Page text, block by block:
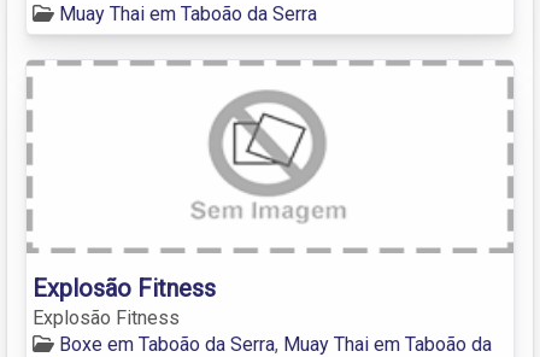
Muay Thai em Taboão da Serra
Explosão Fitness
Explosão Fitness
Boxe em Taboão da Serra, Muay Thai em Taboão da